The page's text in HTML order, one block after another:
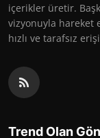
içerikler üretir.
vizyonuyla hareket
hızlı ve tarafsız
Trend Olan